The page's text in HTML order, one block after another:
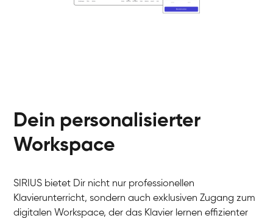
Dein personalisierter
Workspace
SIRIUS bietet Dir nicht nur professionellen
Klavierunterricht, sondern auch exklusiven Zugang zum
digitalen Workspace, der das Klavier lernen effizienter